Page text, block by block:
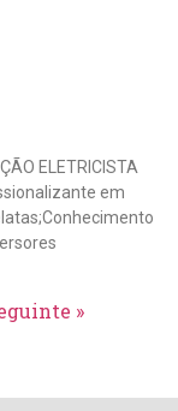
ELETRICISTA
em
»